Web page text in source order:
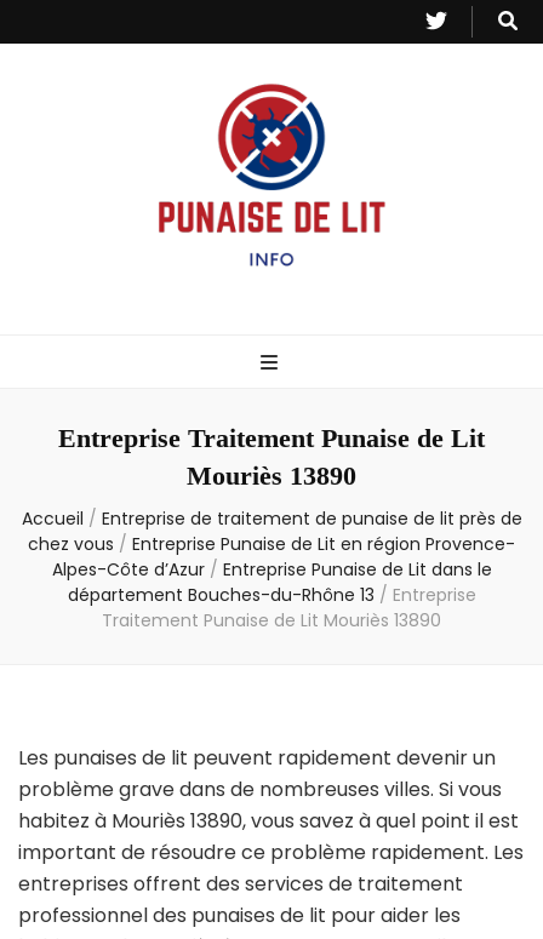
– Info
Entreprise Traitement Punaise de Lit
Mouriès 13890
Accueil / Entreprise de traitement de punaise de lit près de
chez vous / Entreprise Punaise de Lit en région Provence-
Alpes-Côte d’Azur / Entreprise Punaise de Lit dans le
département Bouches-du-Rhône 13 / Entreprise
Traitement Punaise de Lit Mouriès 13890
Les punaises de lit peuvent rapidement devenir un
problème grave dans de nombreuses villes. Si vous
habitez à Mouriès 13890, vous savez à quel point il est
important de résoudre ce problème rapidement. Les
entreprises offrent des services de traitement
professionnel des punaises de lit pour aider les